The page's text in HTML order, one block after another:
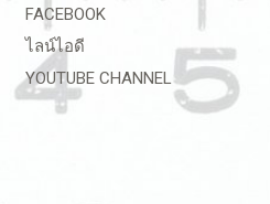
FACEBOOK
ไลน์ไอดี
YOUTUBE CHANNEL